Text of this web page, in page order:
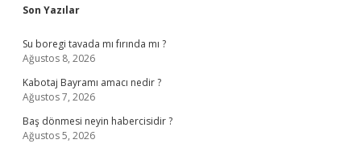
Sidebar
Son Yazılar
Su boregi tavada mı fırında mı ?
Ağustos 8, 2026
Kabotaj Bayramı amacı nedir ?
Ağustos 7, 2026
Baş dönmesi neyin habercisidir ?
Ağustos 5, 2026